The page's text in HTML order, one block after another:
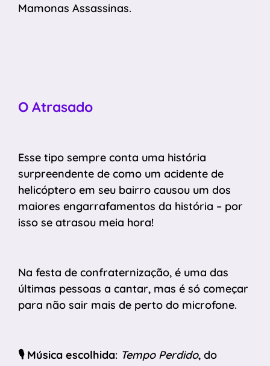
Mamonas Assassinas.
O Atrasado
Esse tipo sempre conta uma história
surpreendente de como um acidente de
helicóptero em seu bairro causou um dos
maiores engarrafamentos da história – por
isso se atrasou meia hora!
Na festa de confraternização, é uma das
últimas pessoas a cantar, mas é só começar
para não sair mais de perto do microfone.
🎙️ Música escolhida: Tempo Perdido, do